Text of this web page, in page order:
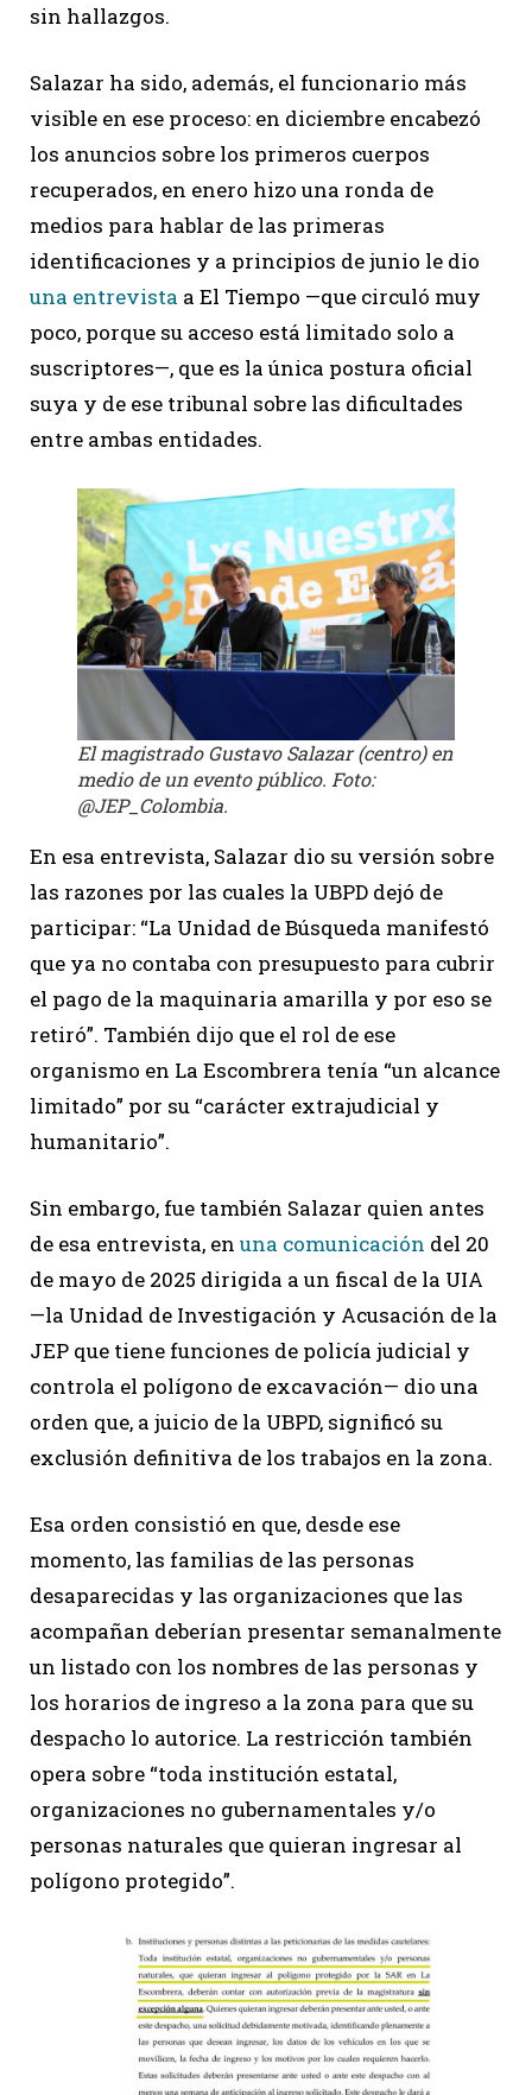
sin hallazgos.
Salazar ha sido, además, el funcionario más
visible en ese proceso: en diciembre encabezó
los anuncios sobre los primeros cuerpos
recuperados, en enero hizo una ronda de
medios para hablar de las primeras
identificaciones y a principios de junio le dio
una entrevista a El Tiempo —que circuló muy
poco, porque su acceso está limitado solo a
suscriptores—, que es la única postura oficial
suya y de ese tribunal sobre las dificultades
entre ambas entidades.
El magistrado Gustavo Salazar (centro) en
medio de un evento público. Foto:
@JEP_Colombia.
En esa entrevista, Salazar dio su versión sobre
las razones por las cuales la UBPD dejó de
participar: “La Unidad de Búsqueda manifestó
que ya no contaba con presupuesto para cubrir
el pago de la maquinaria amarilla y por eso se
retiró”. También dijo que el rol de ese
organismo en La Escombrera tenía “un alcance
limitado” por su “carácter extrajudicial y
humanitario”.
Sin embargo, fue también Salazar quien antes
de esa entrevista, en una comunicación del 20
de mayo de 2025 dirigida a un fiscal de la UIA
—la Unidad de Investigación y Acusación de la
JEP que tiene funciones de policía judicial y
controla el polígono de excavación— dio una
orden que, a juicio de la UBPD, significó su
exclusión definitiva de los trabajos en la zona.
Esa orden consistió en que, desde ese
momento, las familias de las personas
desaparecidas y las organizaciones que las
acompañan deberían presentar semanalmente
un listado con los nombres de las personas y
los horarios de ingreso a la zona para que su
despacho lo autorice. La restricción también
opera sobre “toda institución estatal,
organizaciones no gubernamentales y/o
personas naturales que quieran ingresar al
polígono protegido”.